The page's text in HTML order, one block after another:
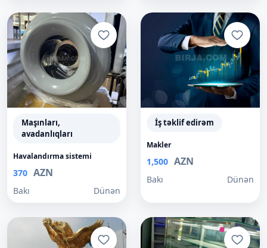
Maşınları,
avadanlıqları
Havalandırma sistemi
370 AZN
Bakı Dünən
İş təklif edirəm
Makler
1,500 AZN
Bakı Dünən